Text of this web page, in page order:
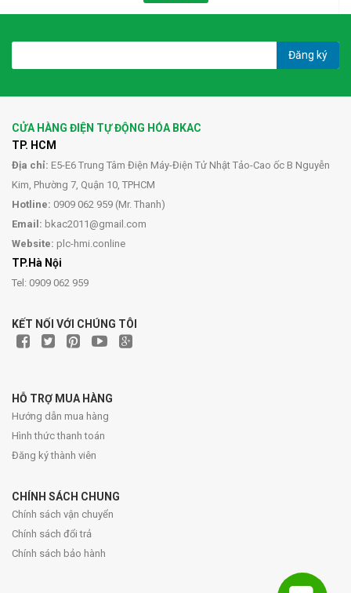
Đăng ký
CỬA HÀNG ĐIỆN TỰ ĐỘNG HÓA BKAC
TP. HCM
Địa chỉ: E5-E6 Trung Tâm Điện Máy-Điện Tử Nhật Tảo-Cao ốc B Nguyễn
Kim, Phường 7, Quận 10, TPHCM
Hotline: 0909 062 959 (Mr. Thanh)
Email: bkac2011@gmail.com
Website: plc-hmi.conline
TP.Hà Nội
Tel: 0909 062 959
KẾT NỐI VỚI CHÚNG TÔI
HỖ TRỢ MUA HÀNG
Hướng dẫn mua hàng
Hình thức thanh toán
Đăng ký thành viên
CHÍNH SÁCH CHUNG
Chính sách vận chuyển
Chính sách đổi trả
Chính sách bảo hành